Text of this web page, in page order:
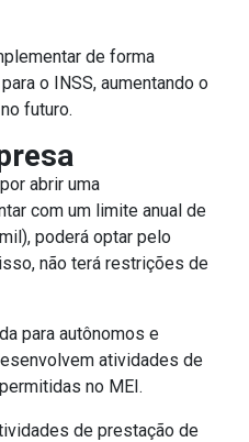
de forma
o INSS, aumentando o
futuro.
abrir uma
com um limite anual de
poderá optar pelo
não terá restrições de
para autônomos e
atividades de
no MEI.
de prestação de